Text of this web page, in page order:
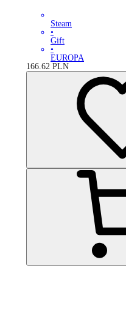
Steam
•
Gift
•
EUROPA
166.62 PLN